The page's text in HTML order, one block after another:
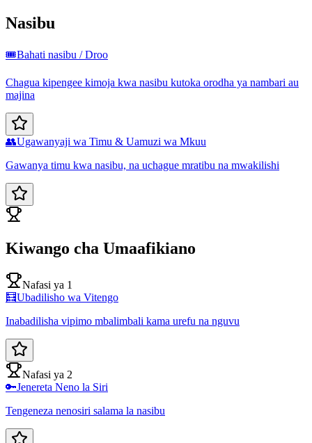
Nasibu
🎟️Bahati nasibu / Droo
Chagua kipengee kimoja kwa nasibu kutoka orodha ya nambari au
majina
👥Ugawanyaji wa Timu & Uamuzi wa Mkuu
Gawanya timu kwa nasibu, na uchague mratibu na mwakilishi
Kiwango cha Umaafikiano
Nafasi ya 1
🧮Ubadilisho wa Vitengo
Inabadilisha vipimo mbalimbali kama urefu na nguvu
Nafasi ya 2
🔑Jenereta Neno la Siri
Tengeneza nenosiri salama la nasibu